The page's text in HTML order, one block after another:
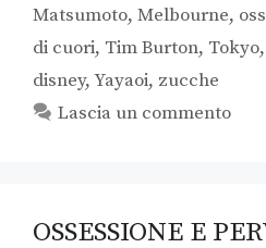
Matsumoto, Melbourne,
di cuori, Tim Burton, Tokyo,
disney,Yayaoi, zucche
Lascia un commento
OSSESSIONE E